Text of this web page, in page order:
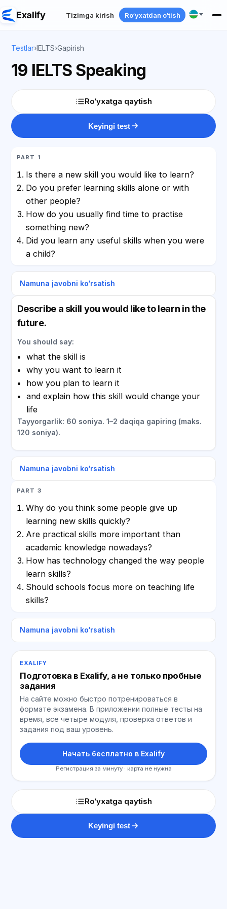
Exalify Tizimga kirish Ro‘yxatdan o‘tish
Testlar›IELTS›Gapirish
19 IELTS Speaking
Ro‘yxatga qaytish
Keyingi test
PART 1
Is there a new skill you would like to learn?
Do you prefer learning skills alone or with
other people?
How do you usually find time to practise
something new?
Did you learn any useful skills when you were
a child?
Namuna javobni ko‘rsatish
Describe a skill you would like to learn in the
future.
You should say:
what the skill is
why you want to learn it
how you plan to learn it
and explain how this skill would change your
life
Tayyorgarlik: 60 soniya. 1–2 daqiqa gapiring (maks.
120 soniya).
Namuna javobni ko‘rsatish
PART 3
Why do you think some people give up
learning new skills quickly?
Are practical skills more important than
academic knowledge nowadays?
How has technology changed the way people
learn skills?
Should schools focus more on teaching life
skills?
Namuna javobni ko‘rsatish
EXALIFY
Подготовка в Exalify, а не только пробные
задания
На сайте можно быстро потренироваться в
формате экзамена. В приложении полные тесты на
время, все четыре модуля, проверка ответов и
задания под ваш уровень.
Начать бесплатно в Exalify
Регистрация за минуту · карта не нужна
Ro‘yxatga qaytish
Keyingi test